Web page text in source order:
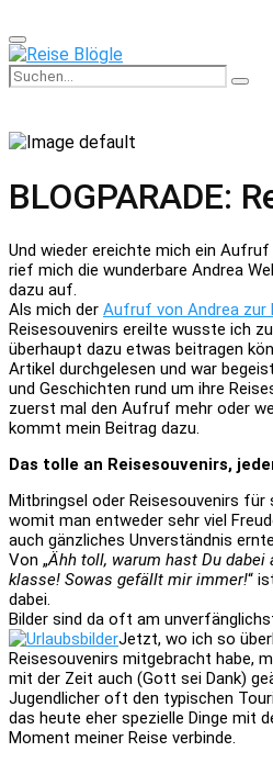
Primary
Menu
Search
for:
BLOGPARADE:
Und wieder ereichte mich ein Aufruf
rief mich die wunderbare Andrea
dazu auf.
Als mich der Aufruf von Andrea zur
Reisesouvenirs ereilte wusste ich
überhaupt dazu etwas beitragen
Artikel durchgelesen und war
und Geschichten rund um ihre
zuerst mal den Aufruf mehr oder
kommt mein Beitrag dazu.
Das tolle an Reisesouvenirs,
Mitbringsel oder Reisesouvenirs
womit man entweder sehr viel
auch gänzliches Unverständnis
Von „Ähh toll, warum hast Du dabei
klasse! Sowas gefällt mir immer!“
dabei.
Bilder sind da oft am
Jetzt, wo ich so
Reisesouvenirs mitgebracht habe,
mit der Zeit auch (Gott sei Dank)
Jugendlicher oft den typischen
das heute eher spezielle Dinge mit
Moment meiner Reise verbinde.